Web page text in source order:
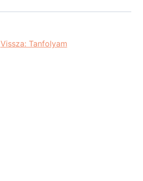
Vissza: Tanfolyam